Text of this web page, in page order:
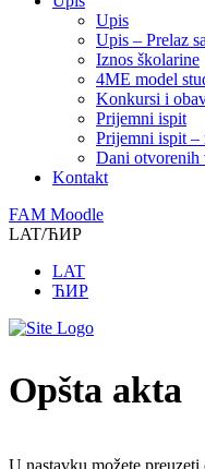
Upis
Upis – Prelaz
Iznos školarine
4ME model
Konkursi i
Prijemni ispit
Prijemni ispit –
Dani otvorenih
Kontakt
FAM Moodle
LAT/ЋИР
LAT
ЋИР
Opšta akta